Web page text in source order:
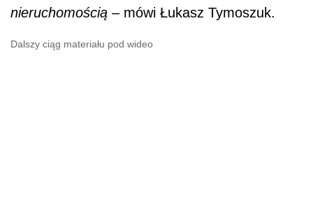
nieruchomością – mówi Łukasz Tymoszuk.
Dalszy ciąg materiału pod wideo